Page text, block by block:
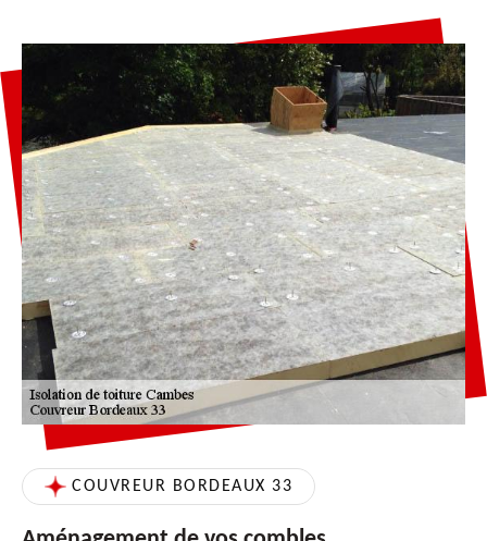
COUVREUR BORDEAUX 33